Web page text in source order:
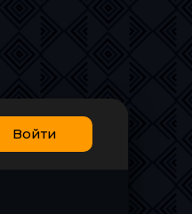
Войти